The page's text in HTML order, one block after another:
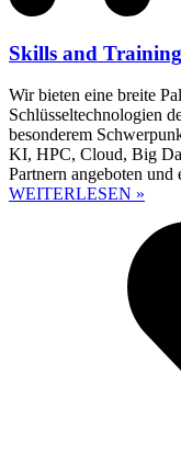
Skills and Training
Wir bieten eine breite
Schlüsseltechnologien
besonderem
KI, HPC, Cloud, Big
Partnern angeboten
WEITERLESEN »